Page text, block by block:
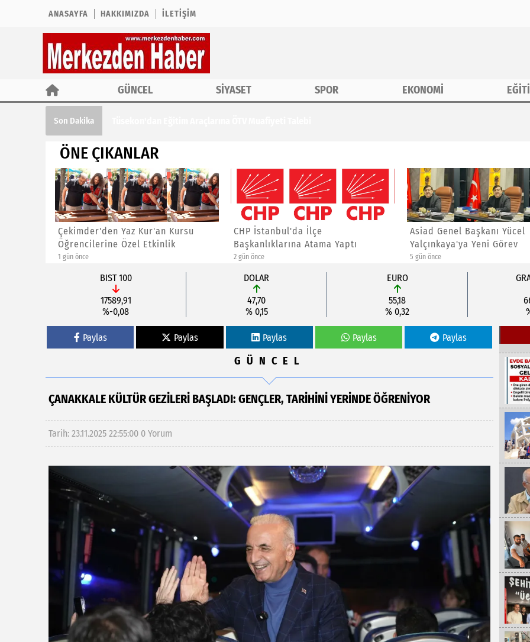
ANASAYFA HAKKIMIZDA İLETIŞIM
GÜNCEL SİYASET SPOR EKONOMİ
Son Dakika
ÖNE ÇIKANLAR
Çekimder'den Yaz Kur'an Kursu
Öğrencilerine Özel Etkinlik
1 gün önce
CHP İstanbul'da İlçe
Başkanlıklarına Atama Yaptı
2 gün önce
Asiad Genel Başkanı Yücel
Yalçınkaya'ya Yeni Görev
5 gün önce
BIST 100
17589,91
%-0,08
DOLAR
47,70
% 0,15
EURO
55,18
% 0,32
Paylas Paylas Paylas Paylas Paylas
GÜNCEL
ÇANAKKALE KÜLTÜR GEZİLERİ BAŞLADI: GENÇLER, TARİHİNİ YERİNDE ÖĞRENİYOR
Tarih: 23.11.2025 22:55:00 0 Yorum